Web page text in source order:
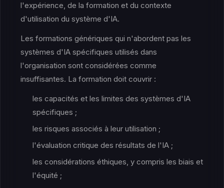
l'expérience, de la formation et du contexte
d'utilisation du système d'IA.
Les formations génériques qui n'abordent pas les
systèmes d'IA spécifiques utilisés dans
l'organisation sont considérées comme
insuffisantes. La formation doit couvrir :
les capacités et les limites des systèmes d'IA
spécifiques ;
les risques associés à leur utilisation ;
l'évaluation critique des résultats de l'IA ;
les considérations éthiques, y compris les biais et
l'équité ;